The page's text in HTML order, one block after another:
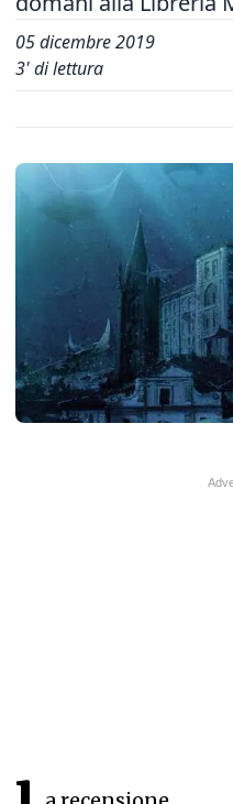
05 dicembre 2019
3' di lettura